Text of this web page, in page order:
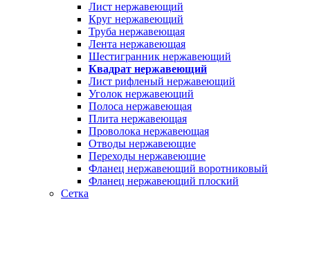
Лист нержавеющий
Круг нержавеющий
Труба нержавеющая
Лента нержавеющая
Шестигранник нержавеющий
Квадрат нержавеющий
Лист рифленый нержавеющий
Уголок нержавеющий
Полоса нержавеющая
Плита нержавеющая
Проволока нержавеющая
Отводы нержавеющие
Переходы нержавеющие
Фланец нержавеющий воротниковый
Фланец нержавеющий плоский
Сетка